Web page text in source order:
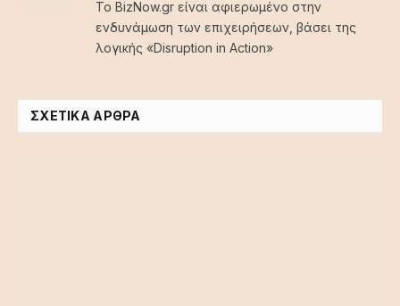
Το BizNow.gr είναι αφιερωμένο στην
ενδυνάμωση των επιχειρήσεων, βάσει της
λογικής «Disruption in Action»
ΣΧΕΤΙΚΆ ΆΡΘΡΑ